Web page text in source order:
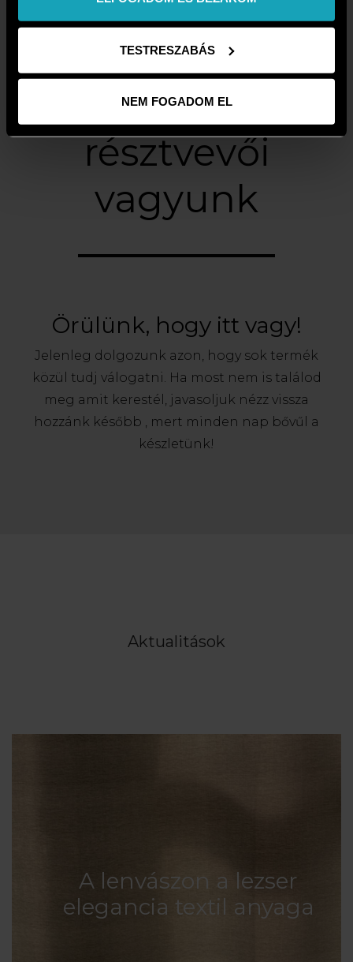
TESTRESZABÁS
NEM FOGADOM EL
éve a Közép-
Európai textil
piacvezető
résztvevői
vagyunk
Örülünk, hogy itt vagy!
Jelenleg dolgozunk azon, hogy sok termék
közül tudj válogatni. Ha most nem is találod
meg amit kerestél, javasoljuk nézz vissza
hozzánk később , mert minden nap bővűl a
készletünk!
Aktualitások
A lenvászon a lezser
elegancia textil anyaga